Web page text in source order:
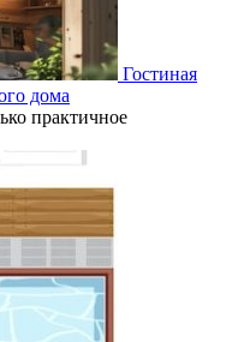
Гостиная
дома
практичное